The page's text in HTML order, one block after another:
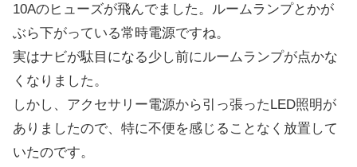
10Aのヒューズが飛んでました。ルームランプとかが
ぶら下がっている常時電源ですね。
実はナビが駄目になる少し前にルームランプが点かな
くなりました。
しかし、アクセサリー電源から引っ張ったLED照明が
ありましたので、特に不便を感じることなく放置して
いたのです。